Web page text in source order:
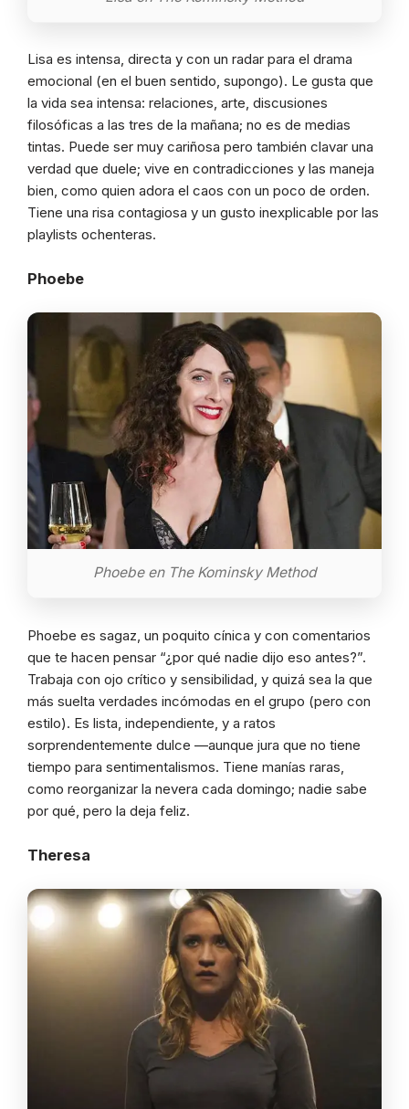
Lisa es intensa, directa y con un radar para el drama
emocional (en el buen sentido, supongo). Le gusta que
la vida sea intensa: relaciones, arte, discusiones
filosóficas a las tres de la mañana; no es de medias
tintas. Puede ser muy cariñosa pero también clavar una
verdad que duele; vive en contradicciones y las maneja
bien, como quien adora el caos con un poco de orden.
Tiene una risa contagiosa y un gusto inexplicable por las
playlists ochenteras.
Phoebe
Phoebe en The Kominsky Method
Phoebe es sagaz, un poquito cínica y con comentarios
que te hacen pensar “¿por qué nadie dijo eso antes?”.
Trabaja con ojo crítico y sensibilidad, y quizá sea la que
más suelta verdades incómodas en el grupo (pero con
estilo). Es lista, independiente, y a ratos
sorprendentemente dulce —aunque jura que no tiene
tiempo para sentimentalismos. Tiene manías raras,
como reorganizar la nevera cada domingo; nadie sabe
por qué, pero la deja feliz.
Theresa